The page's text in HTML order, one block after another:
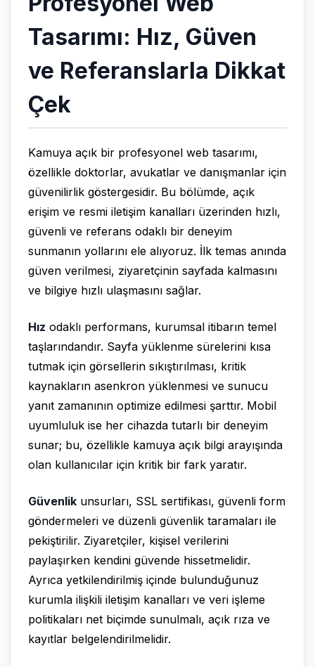
Tasarımı: Hız, Güven
ve Referanslarla Dikkat
Çek
Kamuya açık bir profesyonel web tasarımı,
özellikle doktorlar, avukatlar ve danışmanlar için
güvenilirlik göstergesidir. Bu bölümde, açık
erişim ve resmi iletişim kanalları üzerinden hızlı,
güvenli ve referans odaklı bir deneyim
sunmanın yollarını ele alıyoruz. İlk temas anında
güven verilmesi, ziyaretçinin sayfada kalmasını
ve bilgiye hızlı ulaşmasını sağlar.
Hız odaklı performans, kurumsal itibarın temel
taşlarındandır. Sayfa yüklenme sürelerini kısa
tutmak için görsellerin sıkıştırılması, kritik
kaynakların asenkron yüklenmesi ve sunucu
yanıt zamanının optimize edilmesi şarttır. Mobil
uyumluluk ise her cihazda tutarlı bir deneyim
sunar; bu, özellikle kamuya açık bilgi arayışında
olan kullanıcılar için kritik bir fark yaratır.
Güvenlik unsurları, SSL sertifikası, güvenli form
göndermeleri ve düzenli güvenlik taramaları ile
pekiştirilir. Ziyaretçiler, kişisel verilerini
paylaşırken kendini güvende hissetmelidir.
Ayrıca yetkilendirilmiş içinde bulunduğunuz
kurumla ilişkili iletişim kanalları ve veri işleme
politikaları net biçimde sunulmalı, açık rıza ve
kayıtlar belgelendirilmelidir.